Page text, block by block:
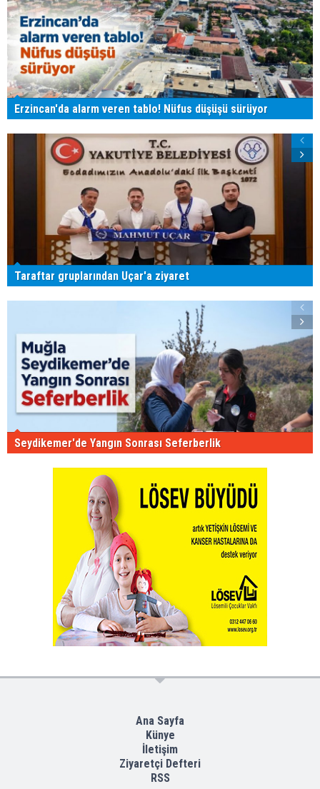
Erzincan'da alarm veren tablo! Nüfus düşüşü sürüyor
Taraftar gruplarından Uçar'a ziyaret
Seydikemer'de Yangın Sonrası Seferberlik
Ana Sayfa
Künye
İletişim
Ziyaretçi Defteri
RSS